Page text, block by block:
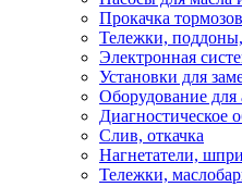
Прокачка тормозов
Тележки,
Электронная
Установки для
Оборудование для
Диагностическое
Слив, откачка
Нагнетатели,
Тележки,